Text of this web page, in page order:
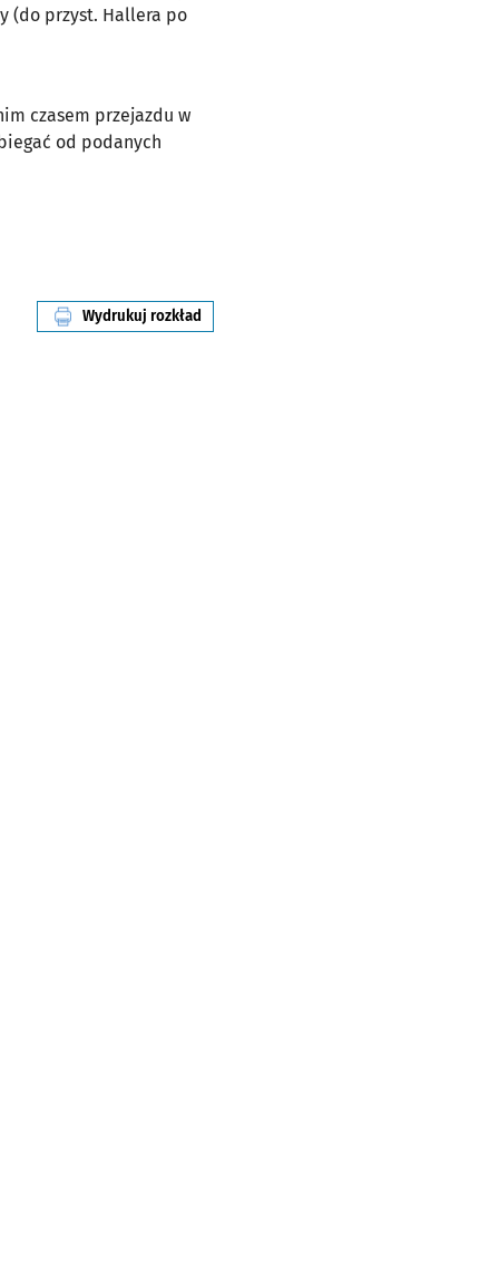
(do przyst. Hallera po
czasem przejazdu w
od podanych
Wydrukuj rozkład
linii nr 248